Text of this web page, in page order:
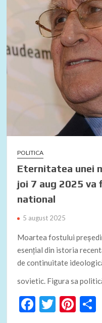
POLITICA
Eternitatea unei
joi 7 aug 2025
national
5 august 2025
Moartea fostului
esențial din istoria
de continuitate
sovietic. Figura sa
F
T
Pi